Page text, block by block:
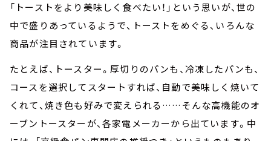
「トーストをより美味しく食べたい！」という思いが、世の
中で盛りあっているようで、トーストをめぐる、いろんな
商品が注目されています。
たとえば、トースター。厚切りのパンも、冷凍したパンも、
コースを選択してスタートすれば、自動で美味しく焼いて
くれて、焼き色も好みで変えられる……そんな高機能のオ
ーブントースターが、各家電メーカーから出ています。中